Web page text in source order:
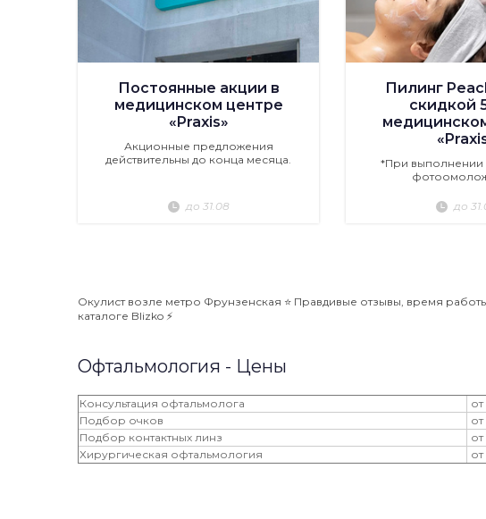
Постоянные акции в
медицинском центре
«Praxis»
Акционные предложения
действительны до конца месяца.
до 31.08
Пилинг
скидкой
*При
до
Окулист возле метро Фрунзенская ⭐️ Правдивые отзывы, время
каталоге Blizko ⚡️
Офтальмология - Цены
Консультация офтальмолога
Подбор очков
от
Подбор контактных линз
от
Хирургическая офтальмология